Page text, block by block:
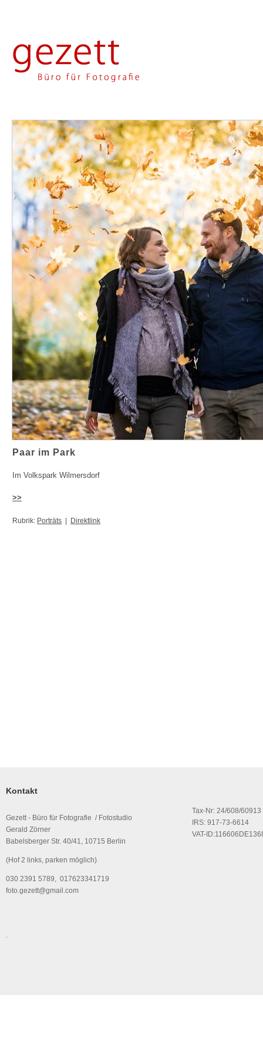
Paar im Park
Im Volkspark Wilmersdorf
>>
Rubrik: Porträts Direktlink
Kontakt
Gezett - Büro für Fotografie / Fotostudio
Gerald Zörner
Babelsberger Str. 40/41, 10715 Berlin
(Hof 2 links, parken möglich)
030 2391 5789, 017623341719
foto.gezett@gmail.com
Tax-Nr: 24/608/60913
IRS: 917-73-6614
VAT-
.